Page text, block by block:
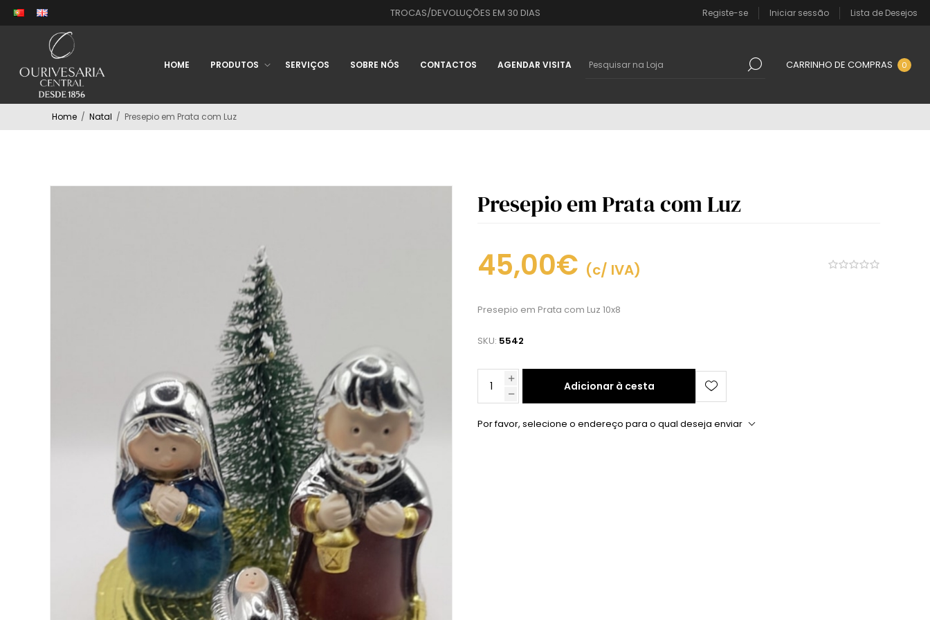
TROCAS/DEVOLUÇÕES EM 30 DIAS Registe-se Iniciar sessão Lista de Desejos
HOME PRODUTOS SERVIÇOS SOBRE NÓS CONTACTOS AGENDAR VISITA CARRINHO DE COMPRAS 0
Home / Natal / Presepio em Prata com Luz
Presepio em Prata com Luz
45,00€ (c/ IVA)
Presepio em Prata com Luz 10x8
SKU: 5542
Adicionar à cesta
Por favor, selecione o endereço para o qual deseja enviar